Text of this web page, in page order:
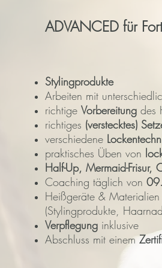
ADVANCED für
Stylingprodukte
Arbeiten mit
richtige Vorbereitung des
richtiges (verstecktes)
verschiedene
praktisches Üben von
Half-Up, Mermaid-Frisur,
Coaching täglich von
Heißgeräte &
(Stylingprodukte,
Verpflegung inklusive
Abschluss mit einem